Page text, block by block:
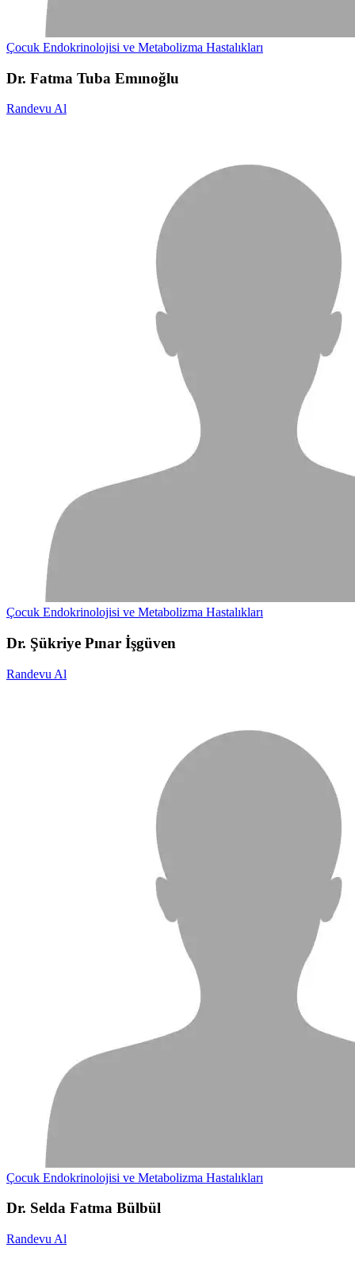
Çocuk Endokrinolojisi ve Metabolizma Hastalıkları
Dr. Fatma Tuba Emınoğlu
Randevu Al
Çocuk Endokrinolojisi ve Metabolizma Hastalıkları
Dr. Şükriye Pınar İşgüven
Randevu Al
Çocuk Endokrinolojisi ve Metabolizma Hastalıkları
Dr. Selda Fatma Bülbül
Randevu Al